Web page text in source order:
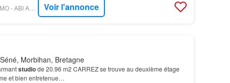
OUESTFRANCE-IMMO - ABI AGENCE BOVE IMMOBILIER Voir l'annonce
Morbihan, Bretagne
studiode 20.96 m2 CARREZ se trouve au deuxième étage
et bien entretenue…